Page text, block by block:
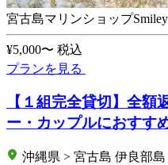
宮古島マリンショップ
¥5,000〜 税込
プランを見る
【１組完全貸切】全
ー・カップルにおすすめ
沖縄県 > 宮古島 伊良部